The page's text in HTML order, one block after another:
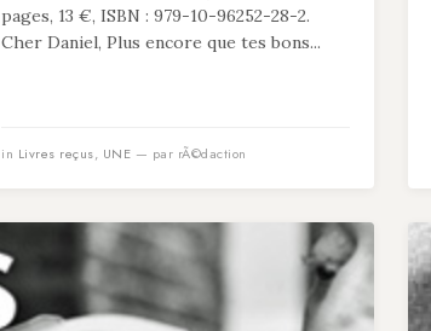
pages, 13 €, ISBN : 979-10-96252-28-2.
Cher Daniel, Plus encore que tes bons...
in Livres reçus, UNE — par rÃ©daction